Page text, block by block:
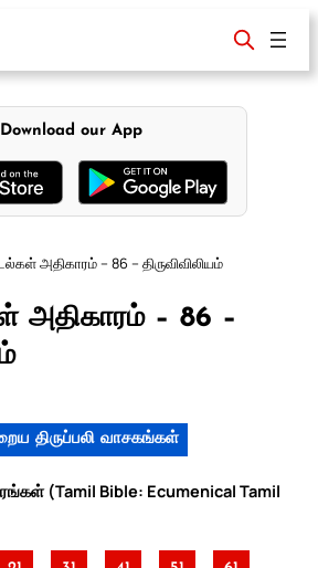
Download our App
அதிகாரம் – 86 – திருவிவிலியம்
அதிகாரம் – 86 –
திருப்பலி வாசகங்கள்
(Tamil Bible: Ecumenical Tamil